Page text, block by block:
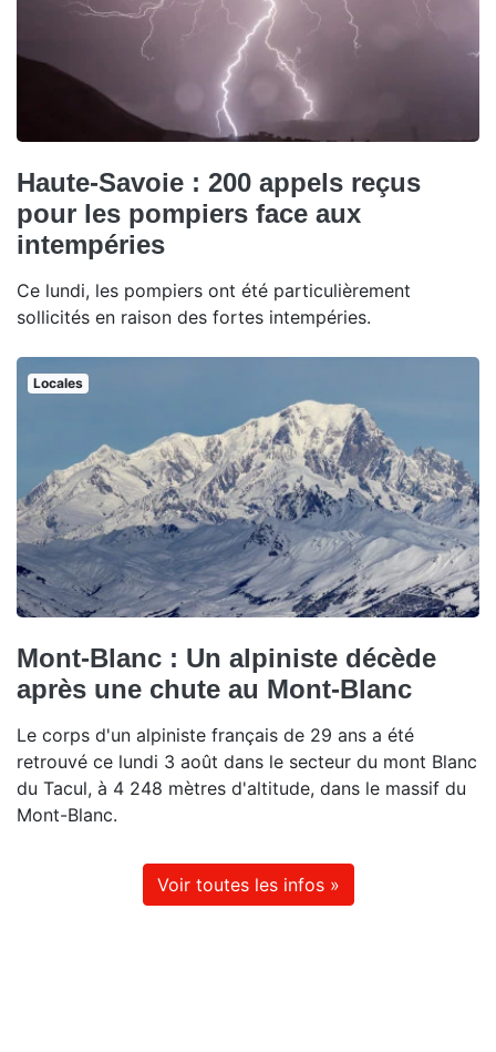
Haute-Savoie : 200 appels reçus
pour les pompiers face aux
intempéries
Ce lundi, les pompiers ont été particulièrement
sollicités en raison des fortes intempéries.
Locales
Mont-Blanc : Un alpiniste décède
après une chute au Mont-Blanc
Le corps d'un alpiniste français de 29 ans a été
retrouvé ce lundi 3 août dans le secteur du mont Blanc
du Tacul, à 4 248 mètres d'altitude, dans le massif du
Mont-Blanc.
Voir toutes les infos »